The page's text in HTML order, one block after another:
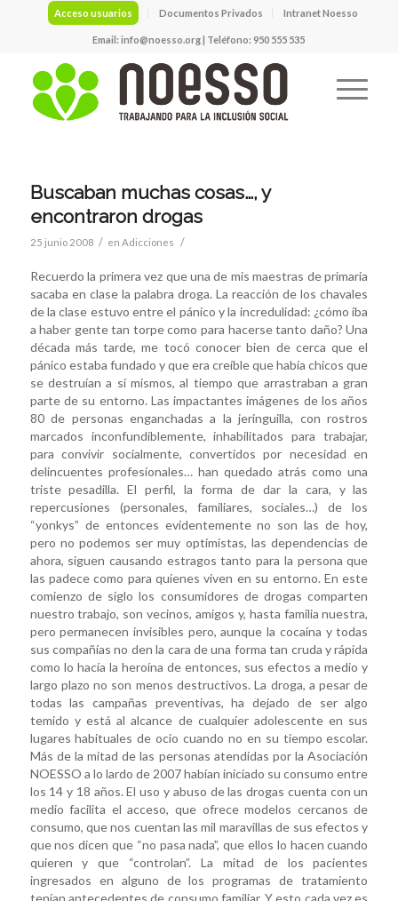
Acceso usuarios Documentos Privados Intranet Noesso
Email:info@noesso.org| Teléfono: 950 555 535
Buscaban muchas cosas…, y
encontraron drogas
25 junio 2008 / en Adicciones /
Recuerdo la primera vez que una de mis maestras de primaria
sacaba en clase la palabra droga. La reacción de los chavales
de la clase estuvo entre el pánico y la incredulidad: ¿cómo iba
a haber gente tan torpe como para hacerse tanto daño? Una
década más tarde, me tocó conocer bien de cerca que el
pánico estaba fundado y que era creíble que había chicos que
se destruían a sí mismos, al tiempo que arrastraban a gran
parte de su entorno. Las impactantes imágenes de los años
80 de personas enganchadas a la jeringuilla, con rostros
marcados inconfundiblemente, inhabilitados para trabajar,
para convivir socialmente, convertidos por necesidad en
delincuentes profesionales… han quedado atrás como una
triste pesadilla. El perfil, la forma de dar la cara, y las
repercusiones (personales, familiares, sociales…) de los
“yonkys” de entonces evidentemente no son las de hoy,
pero no podemos ser muy optimistas, las dependencias de
ahora, siguen causando estragos tanto para la persona que
las padece como para quienes viven en su entorno. En este
comienzo de siglo los consumidores de drogas comparten
nuestro trabajo, son vecinos, amigos y, hasta familia nuestra,
pero permanecen invisibles pero, aunque la cocaína y todas
sus compañías no den la cara de una forma tan cruda y rápida
como lo hacía la heroína de entonces, sus efectos a medio y
largo plazo no son menos destructivos. La droga, a pesar de
todas las campañas preventivas, ha dejado de ser algo
temido y está al alcance de cualquier adolescente en sus
lugares habituales de ocio cuando no en su tiempo escolar.
Más de la mitad de las personas atendidas por la Asociación
NOESSO a lo lardo de 2007 habían iniciado su consumo entre
los 14 y 18 años. El uso y abuso de las drogas cuenta con un
medio facilita el acceso, que ofrece modelos cercanos de
consumo, que nos cuentan las mil maravillas de sus efectos y
que nos dicen que “no pasa nada”, que ellos lo hacen cuando
quieren y que “controlan”. La mitad de los pacientes
ingresados en alguno de los programas de tratamiento
tenían antecedentes de consumo familiar. Y esto cada vez es